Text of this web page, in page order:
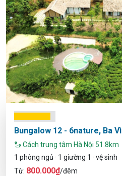
Bungalow 12 - 6nature, Ba Vì
Cách trung tâm Hà Nội 51.8km
1 phòng ngủ · 1 giường 1 · vệ sinh
Từ: 800.000₫/đêm